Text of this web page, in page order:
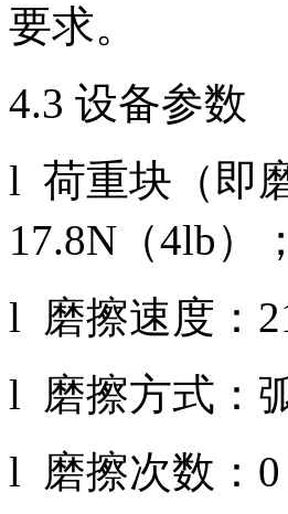
要求。
4.3 设备参数
l 荷重块（即
17.8N（4lb）；
l 磨擦速度：
l 磨擦方式：
l 磨擦次数：0